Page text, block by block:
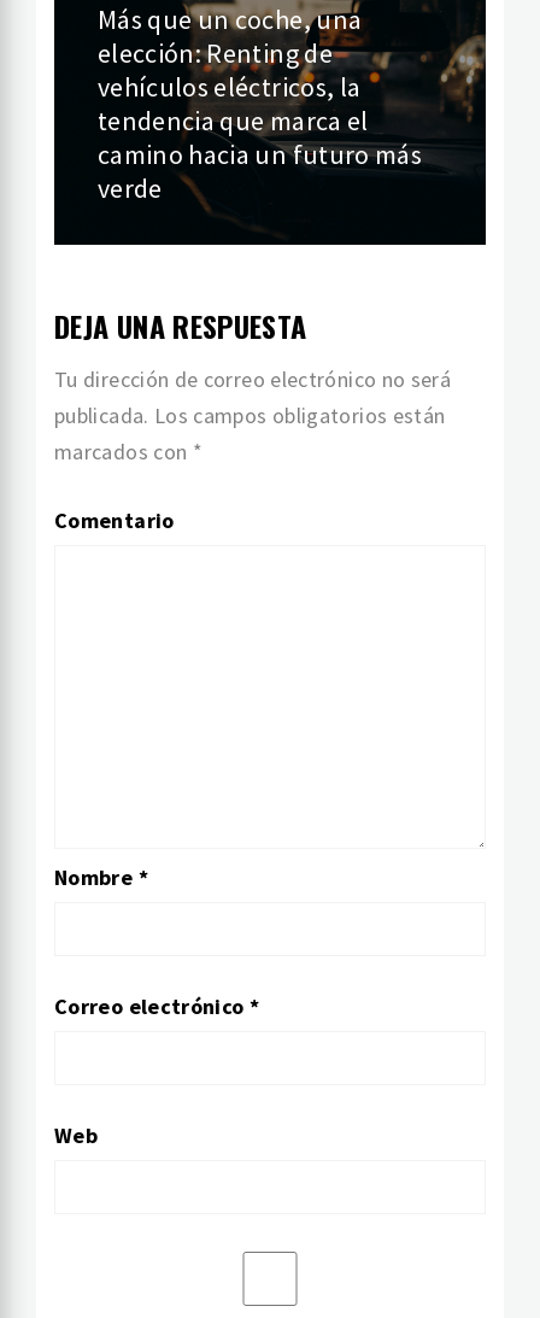
Entrada
siguiente:
Más que un coche, una
elección: Renting de
vehículos eléctricos, la
tendencia que marca el
camino hacia un futuro más
verde
DEJA UNA RESPUESTA
Tu dirección de correo electrónico no será
publicada. Los campos obligatorios están
marcados con *
Comentario
Nombre *
Correo electrónico *
Web